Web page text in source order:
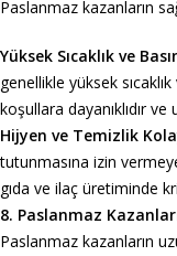
Paslanmaz kazanların
Yüksek Sıcaklık ve
genellikle yüksek
koşullara dayanıklıdır
Hijyen ve Temizlik
tutunmasına izin
gıda ve ilaç üretiminde
8. Paslanmaz
Paslanmaz kazanların